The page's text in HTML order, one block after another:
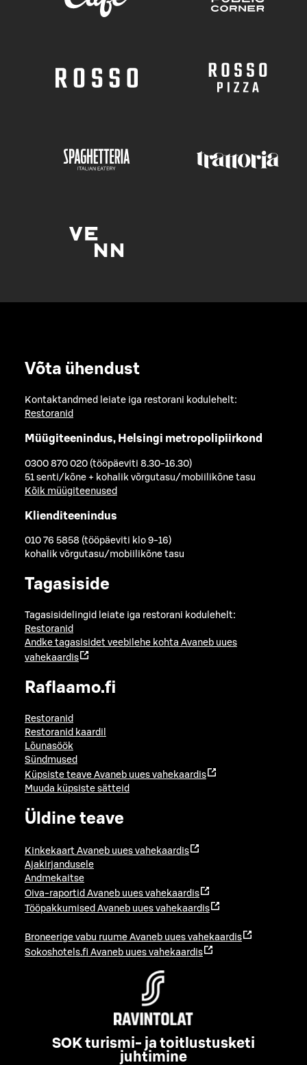
Võta ühendust
Kontaktandmed leiate iga restorani kodulehelt:
Restoranid
Müügiteenindus, Helsingi metropolipiirkond
0300 870 020 (tööpäeviti 8.30-16.30)
51 senti/kõne + kohalik võrgutasu/mobiilikõne tasu
Kõik müügiteenused
Klienditeenindus
010 76 5858 (tööpäeviti klo 9-16)
kohalik võrgutasu/mobiilikõne tasu
Tagasiside
Tagasisidelingid leiate iga restorani kodulehelt:
Restoranid
Andke tagasisidet veebilehe kohta Avaneb uues
vahekaardis
Raflaamo.fi
Restoranid
Restoranid kaardil
Lõunasöök
Sündmused
Küpsiste teave Avaneb uues vahekaardis
Muuda küpsiste sätteid
Üldine teave
Kinkekaart Avaneb uues vahekaardis
Ajakirjandusele
Andmekaitse
Oiva-raportid Avaneb uues vahekaardis
Tööpakkumised Avaneb uues vahekaardis
Broneerige vabu ruume Avaneb uues vahekaardis
Sokoshotels.fi Avaneb uues vahekaardis
SOK turismi- ja toitlustusketi
juhtimine